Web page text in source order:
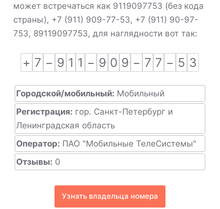
может встречаться как 9119097753 (без кода
страны), +7 (911) 909-77-53, +7 (911) 90-97-
753, 89119097753, для наглядности вот так:
+ 7 − 9 1 1 − 9 0 9 − 7 7 − 5 3
Городской/мобильный: Мобильный
Регистрация: гор. Санкт-Петербург и
Ленинградская область
Оператор: ПАО "Мобильные ТелеСистемы"
Отзывы: 0
Узнать владельца номера